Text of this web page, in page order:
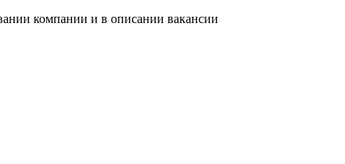
компании и в описании вакансии